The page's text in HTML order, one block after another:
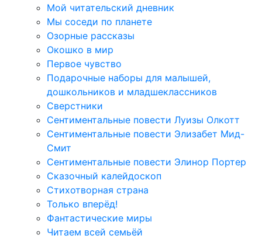
Мой читательский дневник
Мы соседи по планете
Озорные рассказы
Окошко в мир
Первое чувство
Подарочные наборы для малышей,
дошкольников и младшеклассников
Сверстники
Сентиментальные повести Луизы Олкотт
Сентиментальные повести Элизабет Мид-
Смит
Сентиментальные повести Элинор Портер
Сказочный калейдоскоп
Стихотворная страна
Только вперёд!
Фантастические миры
Читаем всей семьёй